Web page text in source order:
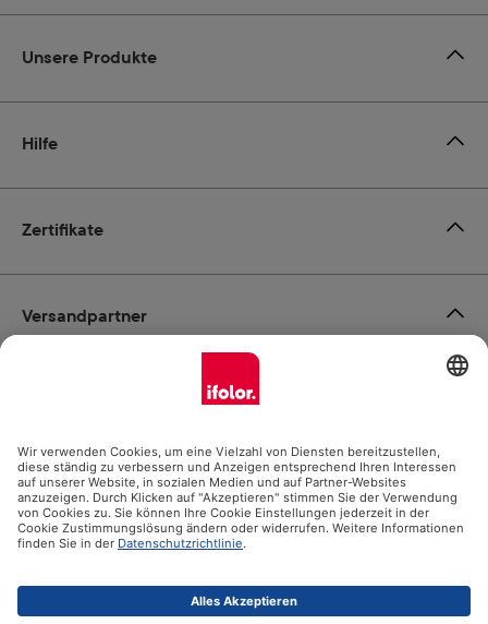
Zertifikate
Unsere Produkte
Hilfe
Zahlungsmöglichkeiten
Social Media
Versandpartner
Alle Preise inkl. gesetzl. Mehrwertsteuer zzgl.